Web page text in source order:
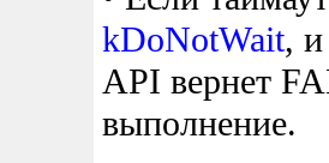
kDoNotWait, и
API вернет
выполнение.